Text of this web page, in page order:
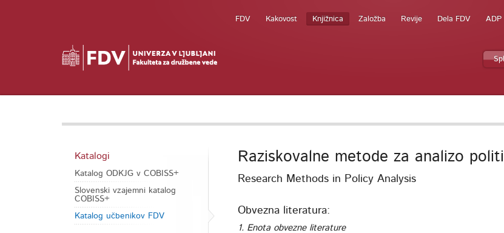
FDV Kakovost Knjižnica Založba Revije Dela FDV ADP
Katalogi
Katalog ODKJG v COBISS+
Slovenski vzajemni katalog
COBISS+
Katalog učbenikov FDV
Raziskovalne metode za analizo
Research Methods in Policy Analysis
Obvezna literatura:
1. Enota obvezne literature